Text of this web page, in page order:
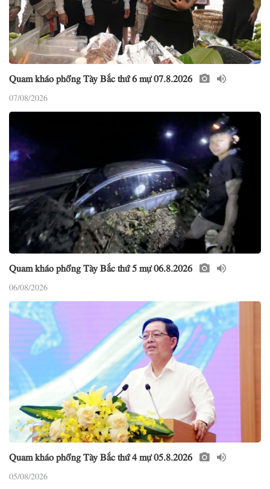
Quam kháo phổng Tày Bắc thứ 6 mự 07.8.2026
07/08/2026
Quam kháo phổng Tày Bắc thứ 5 mự 06.8.2026
06/08/2026
Quam kháo phổng Tày Bắc thứ 4 mự 05.8.2026
05/08/2026